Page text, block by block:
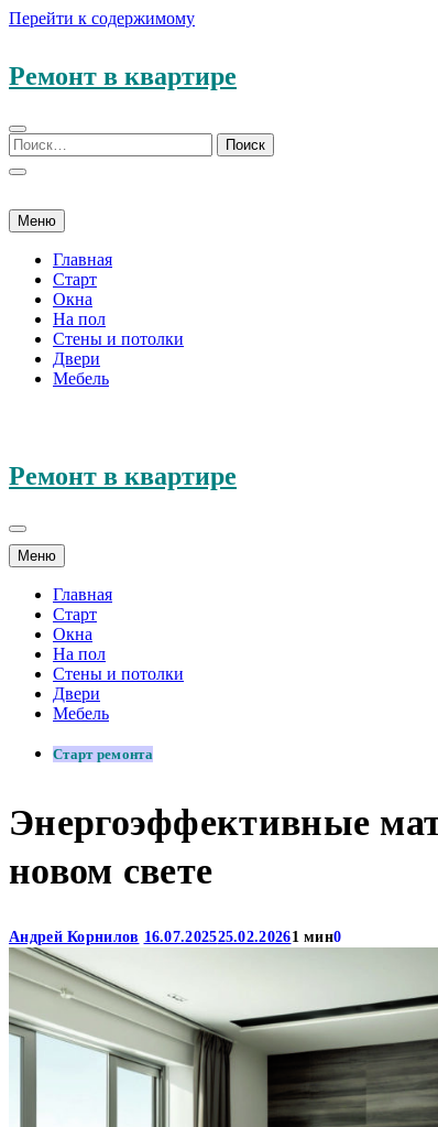
Перейти к содержимому
Ремонт в квартире
Меню
Главная
Старт
Окна
На пол
Стены и потолки
Двери
Мебель
Ремонт в квартире
Меню
Главная
Старт
Окна
На пол
Стены и потолки
Двери
Мебель
Старт ремонта
Энергоэффективные
новом свете
Андрей Корнилов 16.07.202525.02.20261 мин0